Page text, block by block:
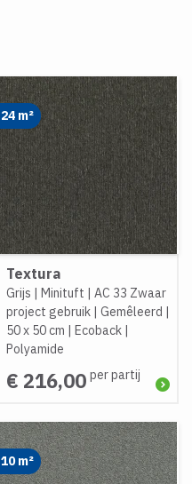
24 m²
Textura
Grijs | Minituft | AC 33 Zwaar
project gebruik | Gemêleerd |
50 x 50 cm | Ecoback |
Polyamide
€ 216,00 per partij
10 m²